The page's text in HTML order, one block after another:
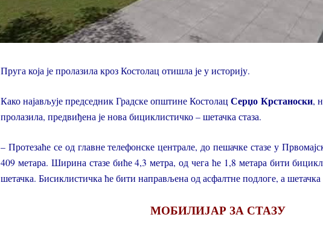
Пруга која је пролазила кроз Костолац отишла је у историју.
Како најављује председник Градске општине КостолацСерџо Крстаноски,
пролазила, предвиђена је нова бициклистичко – шетачка стаза.
– Протезаће се од главне телефонске централе, до пешачке стазе у
409 метара. Ширина стазе биће 4,3 метра, од чега ће 1,8 метара бити
шетачка. Бисиклистичка ће бити направљена од асфалтне подлоге, а
МОБИЛИЈАР ЗА СТАЗУ